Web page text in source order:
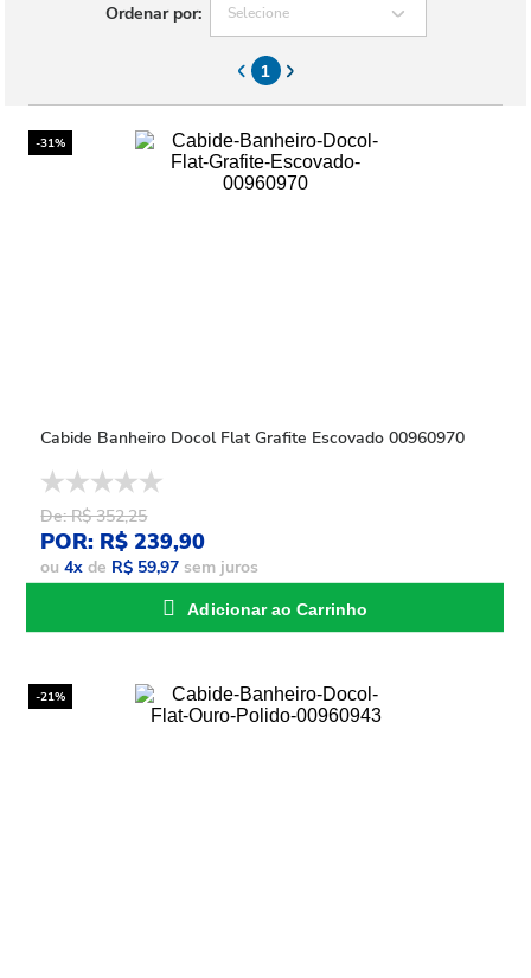
1
Ordenar por: Selecione
-31%
Cabide Banheiro Docol Flat Grafite Escovado 00960970
De: R$ 352,25
POR: R$ 239,90
ou4x de R$ 59,97 sem juros
Adicionar ao Carrinho
-21%